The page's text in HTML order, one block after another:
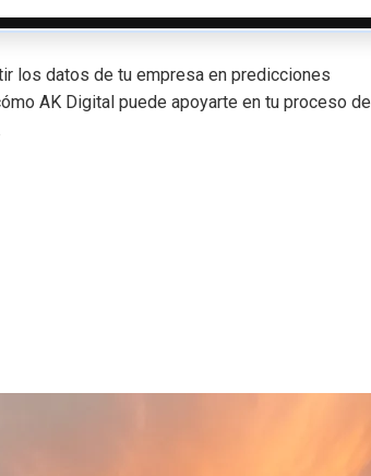
los datos de tu empresa en predicciones
AK Digital puede apoyarte en tu proceso de